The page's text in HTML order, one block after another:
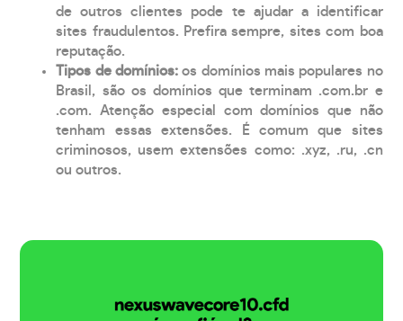
de outros clientes pode te ajudar a identificar
sites fraudulentos. Prefira sempre, sites com boa
reputação.
Tipos de domínios:os domínios mais populares no
Brasil, são os domínios que terminam .com.br e
.com. Atenção especial com domínios que não
tenham essas extensões. É comum que sites
criminosos, usem extensões como: .xyz, .ru, .cn
ou outros.